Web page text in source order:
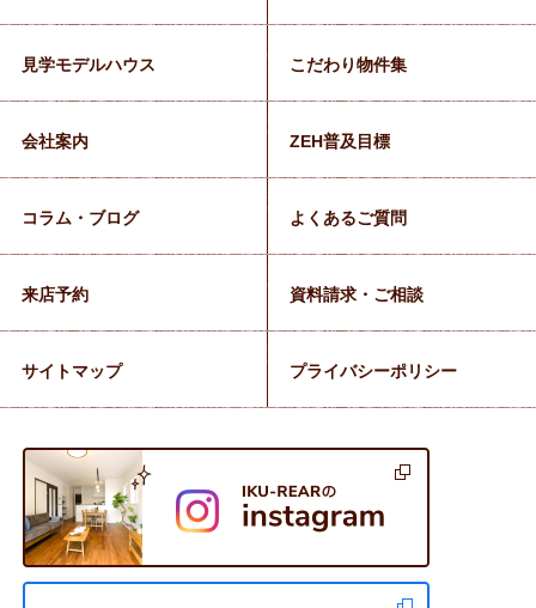
見学モデルハウス こだわり物件集
会社案内 ZEH普及目標
コラム・ブログ よくあるご質問
来店予約 資料請求・ご相談
サイトマップ プライバシーポリシー